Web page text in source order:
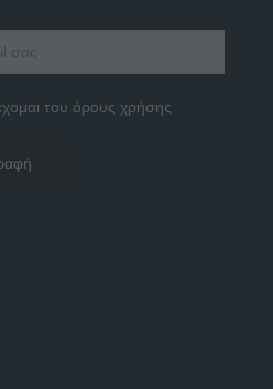
του όρους χρήσης